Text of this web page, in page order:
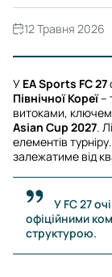
12 Травня 2026
У EA Sports FC 27
Північної Кореї–
витоками,
Asian Cup 2027.
елементів
залежатиме від
У FC 27
офіційними
структурою.